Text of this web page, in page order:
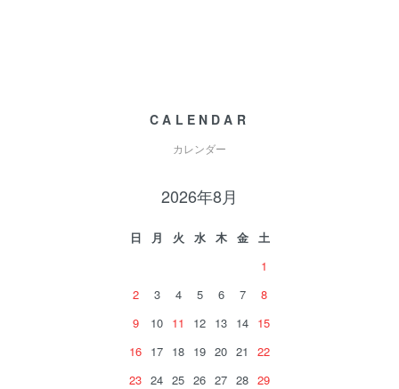
CALENDAR
カレンダー
2026年8月
日 月 火 水 木 金
土
1
2
3 4 5 6 7
8
9
10 11 12 13 14 15
16 17 18 19 20 21
22
23 24 25 26 27 28 29